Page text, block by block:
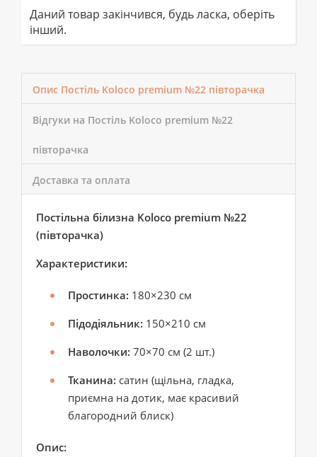
Даний товар закінчився, будь ласка, оберіть
інший.
Опис Постіль Koloco premium №22 півторачка
Відгуки на Постіль Koloco premium №22
півторачка
Доставка та оплата
Постільна білизна Koloco premium №22
(півторачка)
Характеристики:
Простинка: 180×230 см
Підодіяльник: 150×210 см
Наволочки: 70×70 см (2 шт.)
Тканина: сатин (щільна, гладка,
приємна на дотик, має красивий
благородний блиск)
Опис: